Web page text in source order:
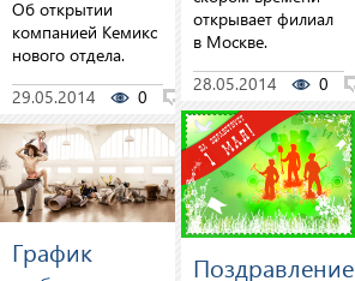
Об открытии
компанией Кемикс
нового отдела.
29.05.2014
0 0
График
открывает филиал
в Москве.
28.05.2014
0
Поздравление